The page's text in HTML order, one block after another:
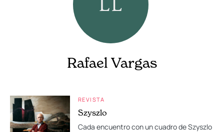
Rafael Vargas
REVISTA
Szyszlo
Cada encuentro con un cuadro de Szyszlo